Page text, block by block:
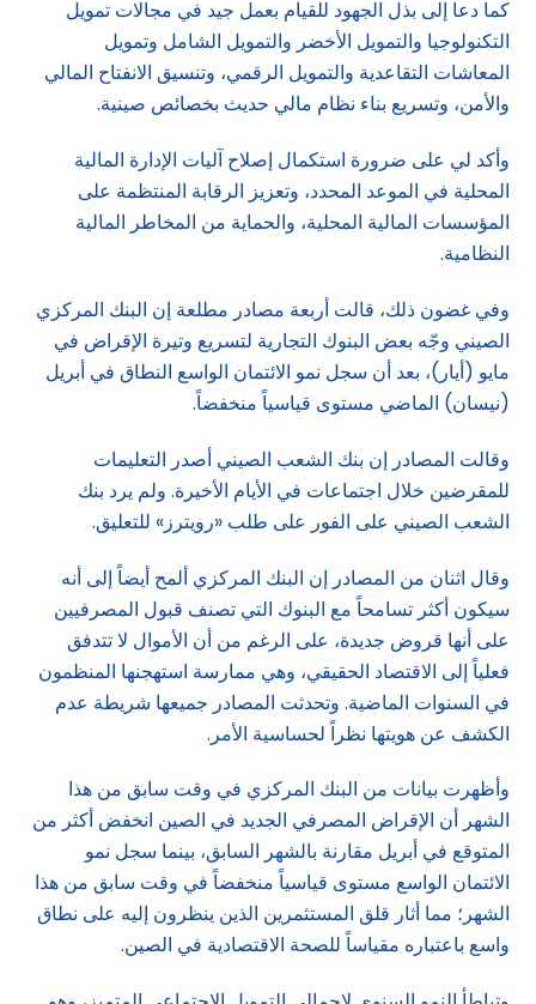
كما دعا إلى بذل الجهود للقيام بعمل جيد في مجالات تمويل
التكنولوجيا والتمويل الأخضر والتمويل الشامل وتمويل
المعاشات التقاعدية والتمويل الرقمي، وتنسيق الانفتاح المالي
والأمن، وتسريع بناء نظام مالي حديث بخصائص صينية.
وأكد لي على ضرورة استكمال إصلاح آليات الإدارة المالية
المحلية في الموعد المحدد، وتعزيز الرقابة المنتظمة على
المؤسسات المالية المحلية، والحماية من المخاطر المالية
النظامية.
وفي غضون ذلك، قالت أربعة مصادر مطلعة إن البنك المركزي
الصيني وجّه بعض البنوك التجارية لتسريع وتيرة الإقراض في
مايو (أيار)، بعد أن سجل نمو الائتمان الواسع النطاق في أبريل
(نيسان) الماضي مستوى قياسياً منخفضاً.
وقالت المصادر إن بنك الشعب الصيني أصدر التعليمات
للمقرضين خلال اجتماعات في الأيام الأخيرة. ولم يرد بنك
الشعب الصيني على الفور على طلب «رويترز» للتعليق.
وقال اثنان من المصادر إن البنك المركزي ألمح أيضاً إلى أنه
سيكون أكثر تسامحاً مع البنوك التي تصنف قبول المصرفيين
على أنها قروض جديدة، على الرغم من أن الأموال لا تتدفق
فعلياً إلى الاقتصاد الحقيقي، وهي ممارسة استهجنها المنظمون
في السنوات الماضية. وتحدثت المصادر جميعها شريطة عدم
الكشف عن هويتها نظراً لحساسية الأمر.
وأظهرت بيانات من البنك المركزي في وقت سابق من هذا
الشهر أن الإقراض المصرفي الجديد في الصين انخفض أكثر من
المتوقع في أبريل مقارنة بالشهر السابق، بينما سجل نمو
الائتمان الواسع مستوى قياسياً منخفضاً في وقت سابق من هذا
الشهر؛ مما أثار قلق المستثمرين الذين ينظرون إليه على نطاق
واسع باعتباره مقياساً للصحة الاقتصادية في الصين.